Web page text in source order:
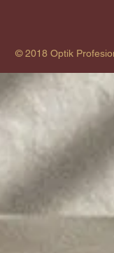
© 2018 Optik